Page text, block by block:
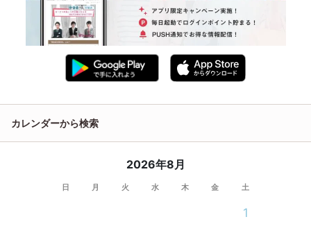
カレンダーから検索
2026年8月
日 月 火 水 木 金 土
1